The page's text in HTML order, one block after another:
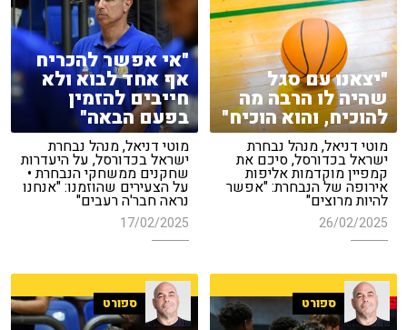
"יצאנו עם סגל
שהיה לו הרבה מה
להוכיח, והוא הוכיח"
מוטי דניאל, מנהל נבחרת
ישראל בכדורסל, סיכם את
קמפיין מוקדמות אליפות
אירופה של הנבחרת: "אפשר
להיות מרוצים"
26/02/2025
"אי אפשר להכריח
אף אחד לבוא ולא
חייבים להזמין
בפעם הבאה"
מוטי דניאל, מנהל נבחרת
ישראל בכדורסל, על היעדרות
שחקנים ממשחקי הנבחרת •
על הצעירים שהוזמנו: "אנחנו
נראה חבר'ה רעבים"
17/02/2025
ספורט ספורט